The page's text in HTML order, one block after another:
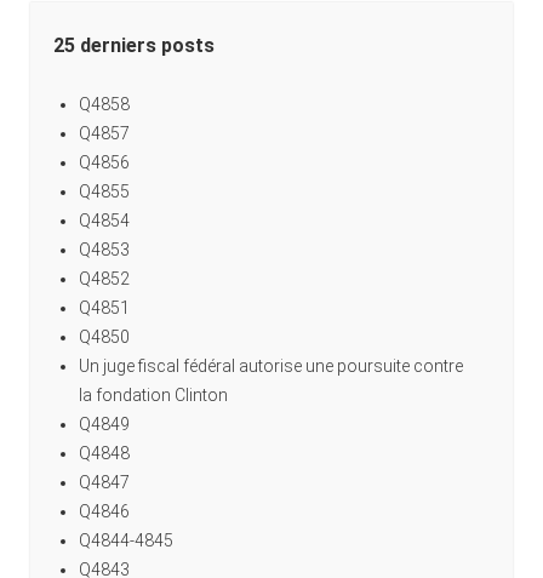
25 derniers posts
Q4858
Q4857
Q4856
Q4855
Q4854
Q4853
Q4852
Q4851
Q4850
Un juge fiscal fédéral autorise une poursuite contre
la fondation Clinton
Q4849
Q4848
Q4847
Q4846
Q4844-4845
Q4843